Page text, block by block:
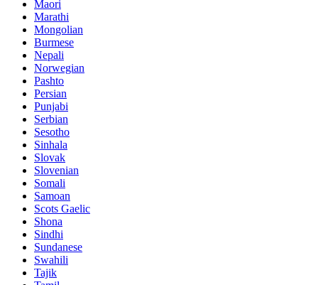
Maori
Marathi
Mongolian
Burmese
Nepali
Norwegian
Pashto
Persian
Punjabi
Serbian
Sesotho
Sinhala
Slovak
Slovenian
Somali
Samoan
Scots Gaelic
Shona
Sindhi
Sundanese
Swahili
Tajik